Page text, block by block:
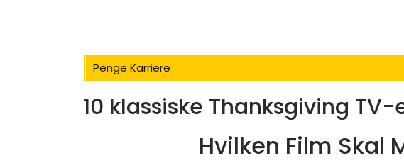
Penge Karriere
10 klassiske Thanksgiving
Hvilken Film Skal